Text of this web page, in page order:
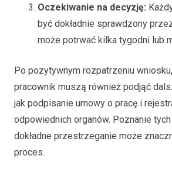
Oczekiwanie na decyzję:
być dokładnie sprawdzony
może potrwać kilka tygodni lub
Po pozytywnym rozpatrzeniu
pracownik muszą również podjąć
jak podpisanie umowy o pracę i
odpowiednich organów. Poznanie
dokładne przestrzeganie może
proces.